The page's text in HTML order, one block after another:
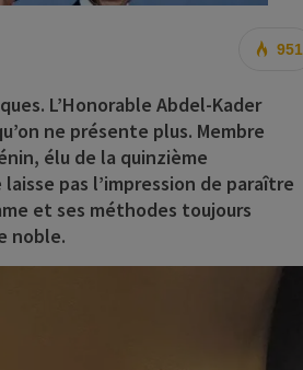
951
L’Honorable Abdel-Kader
ne présente plus. Membre
élu de la quinzième
pas l’impression de paraître
et ses méthodes toujours
noble.